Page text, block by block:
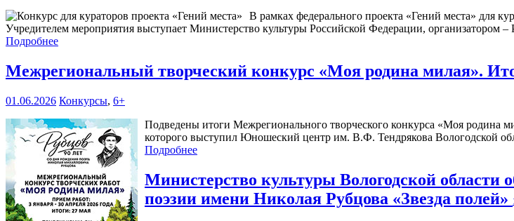
В рамках федерального проекта «Гений места» для
Учредителем мероприятия выступает Министерство культуры Российской Федерации, организатором –
Подробнее
Межрегиональный творческий конкурс «Моя родина милая».
01.06.2026 Конкурсы, 6+
Подведены итоги Межрегионального творческого конкурса «Моя родина
которого выступил Юношеский центр им. В.Ф. Тендрякова Вологодской
Подробнее
Министерство культуры Вологодской области
поэзии имени Николая Рубцова «Звезда полей»